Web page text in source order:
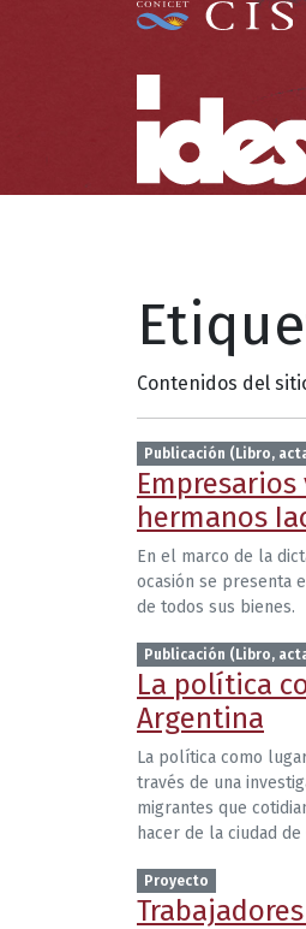
Menú principal
Contenidos del
Publicación (Libro,
hermanos
En el marco de la
ocasión se presenta
de todos sus bienes.
Publicación (Libro,
La política
Argentina
La política como
través de una
migrantes que
hacer de la ciudad
Proyecto